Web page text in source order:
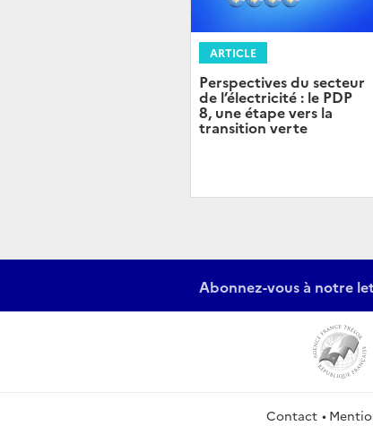
ARTICLE
Perspectives du secteur
de l’électricité : le PDP
8, une étape vers la
transition verte
Abonnez-vous à notre
Contact